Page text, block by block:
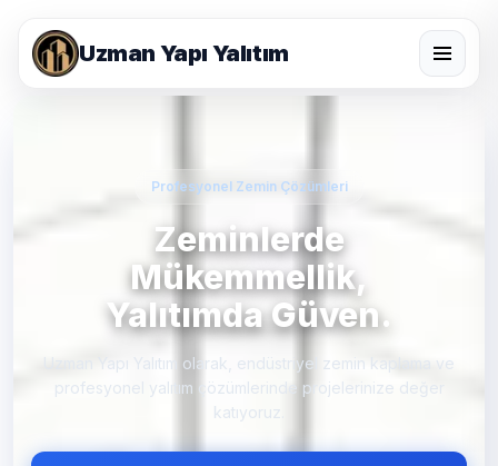
Uzman Yapı Yalıtım
Profesyonel Zemin Çözümleri
Zeminlerde
Mükemmellik,
Yalıtımda Güven.
Uzman Yapı Yalıtım olarak, endüstriyel zemin kaplama ve
profesyonel yalıtım çözümlerinde projelerinize değer
katıyoruz.